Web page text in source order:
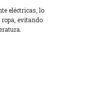
eléctricas, lo
ropa, evitando